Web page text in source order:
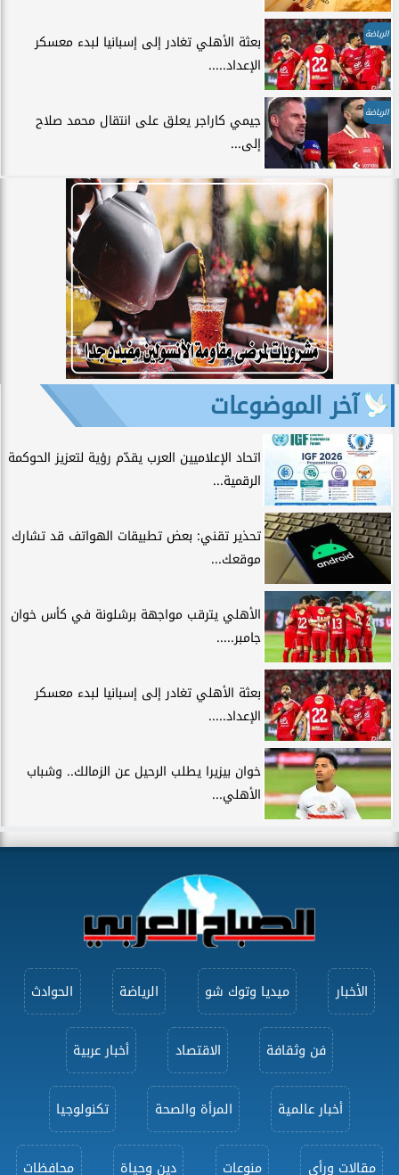
الرياضة
بعثة الأهلي تغادر إلى إسبانيا لبدء معسكر
الإعداد.....
الرياضة
جيمي كاراجر يعلق على انتقال محمد صلاح
إلى...
آخر الموضوعات
اتحاد الإعلاميين العرب يقدّم رؤية لتعزيز الحوكمة
الرقمية...
تحذير تقني: بعض تطبيقات الهواتف قد تشارك
موقعك...
الأهلي يترقب مواجهة برشلونة في كأس خوان
جامبر.....
بعثة الأهلي تغادر إلى إسبانيا لبدء معسكر
الإعداد.....
خوان بيزيرا يطلب الرحيل عن الزمالك.. وشباب
الأهلي...
الأخبار ميديا وتوك شو الرياضة الحوادث
فن وثقافة الاقتصاد أخبار عربية
أخبار عالمية المرأة والصحة تكنولوجيا
مقالات ورأى منوعات دين وحياة محافظات